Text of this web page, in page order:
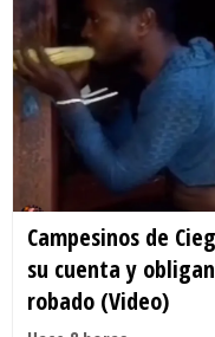
Campesinos de
su cuenta y
robado (Video)